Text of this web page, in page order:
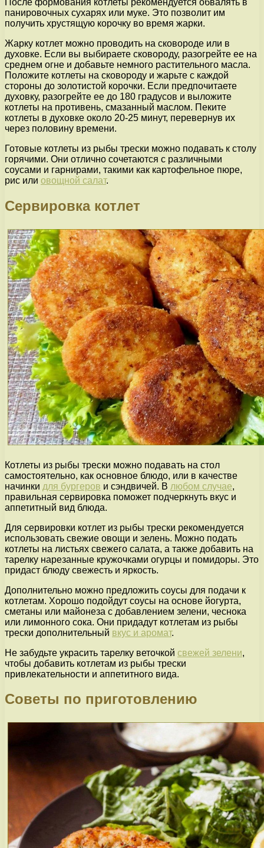
панировочных сухарях или муке. Это позволит им
получить хрустящую корочку во время жарки.
Жарку котлет можно проводить на сковороде или в
духовке. Если вы выбираете сковороду, разогрейте ее на
среднем огне и добавьте немного растительного масла.
Положите котлеты на сковороду и жарьте с каждой
стороны до золотистой корочки. Если предпочитаете
духовку, разогрейте ее до 180 градусов и выложите
котлеты на противень, смазанный маслом. Пеките
котлеты в духовке около 20-25 минут, перевернув их
через половину времени.
Готовые котлеты из рыбы трески можно подавать к столу
горячими. Они отлично сочетаются с различными
соусами и гарнирами, такими как картофельное пюре,
рис или овощной салат.
Сервировка котлет
Котлеты из рыбы трески можно подавать на стол
самостоятельно, как основное блюдо, или в качестве
начинки для бургеров и сэндвичей. В любом случае,
правильная сервировка поможет подчеркнуть вкус и
аппетитный вид блюда.
Для сервировки котлет из рыбы трески рекомендуется
использовать свежие овощи и зелень. Можно подать
котлеты на листьях свежего салата, а также добавить на
тарелку нарезанные кружочками огурцы и помидоры. Это
придаст блюду свежесть и яркость.
Дополнительно можно предложить соусы для подачи к
котлетам. Хорошо подойдут соусы на основе йогурта,
сметаны или майонеза с добавлением зелени, чеснока
или лимонного сока. Они придадут котлетам из рыбы
трески дополнительный вкус и аромат.
Не забудьте украсить тарелку веточкой свежей зелени,
чтобы добавить котлетам из рыбы трески
привлекательности и аппетитного вида.
Советы по приготовлению